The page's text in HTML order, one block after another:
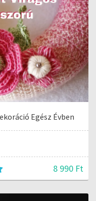
Egész Évben
8 990 Ft